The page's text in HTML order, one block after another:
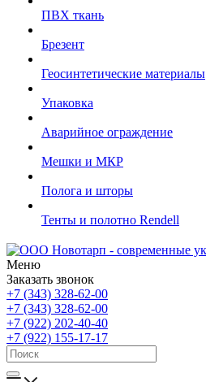
ПВХ ткань
Брезент
Геосинтетические материалы
Упаковка
Аварийное ограждение
Мешки и МКР
Полога и шторы
Тенты и полотно Rendell
Меню
Заказать звонок
+7 (343) 328-62-00
+7 (343) 328-62-00
+7 (922) 202-40-40
+7 (922) 155-17-17